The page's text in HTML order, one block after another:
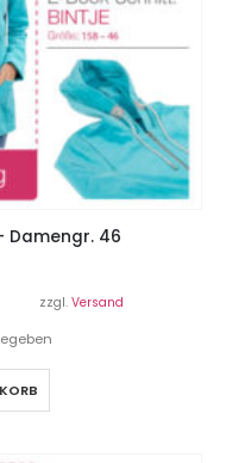
Damengr. 46
zzgl. Versand